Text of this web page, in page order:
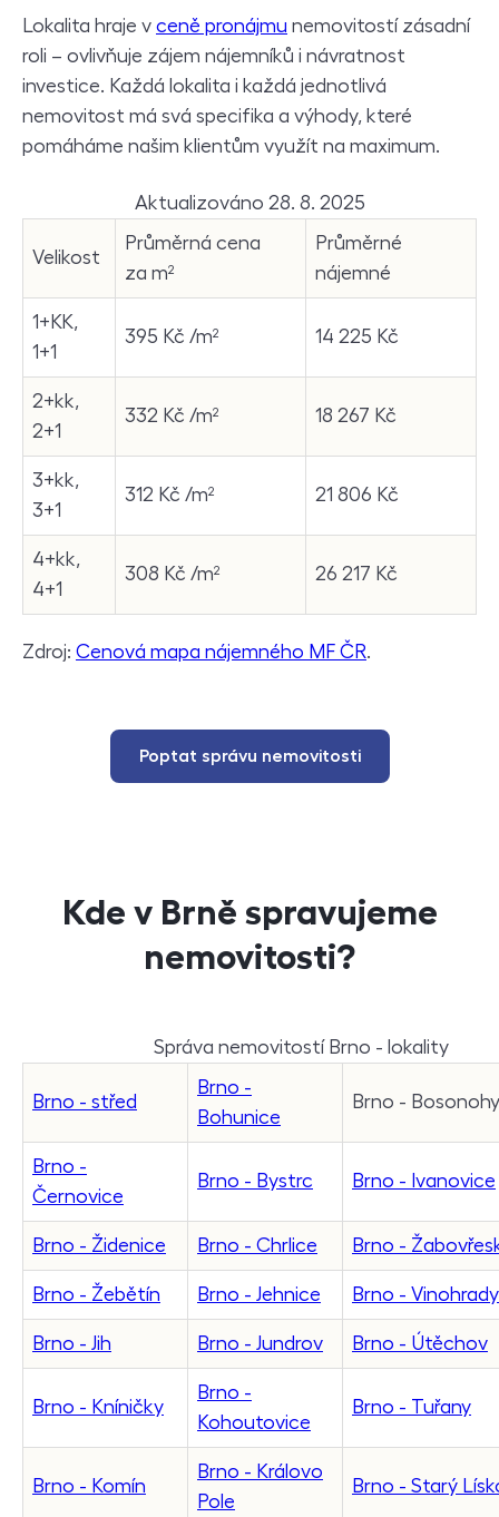
Lokalita hraje v ceně pronájmu nemovitostí zásadní
roli – ovlivňuje zájem nájemníků i návratnost
investice. Každá lokalita i každá jednotlivá
nemovitost má svá specifika a výhody, které
pomáháme našim klientům využít na maximum.
Aktualizováno 28. 8. 2025
Velikost
Průměrná cena
za m²
Průměrné
nájemné
1+KK,
1+1
395 Kč /m² 14 225 Kč
2+kk,
2+1
332 Kč /m² 18 267 Kč
3+kk,
3+1
312 Kč /m² 21 806 Kč
4+kk,
4+1
308 Kč /m² 26 217 Kč
Zdroj: Cenová mapa nájemného MF ČR.
Poptat správu nemovitosti
Kde v Brně spravujeme
nemovitosti?
Správa nemovitostí Brno - lokality
Brno - střed
Brno -
Bohunice
Brno - Bosonohy
Brno -
Černovice
Brno - Bystrc Brno - Ivanovice
Brno - Židenice Brno - Chrlice Brno -
Brno - Žebětín Brno - Jehnice Brno - Vinohrady
Brno - Jih Brno - Jundrov Brno - Útěchov
Brno - Kníničky
Brno -
Kohoutovice
Brno - Tuřany
Brno - Komín
Brno - Královo
Pole
Brno - Starý